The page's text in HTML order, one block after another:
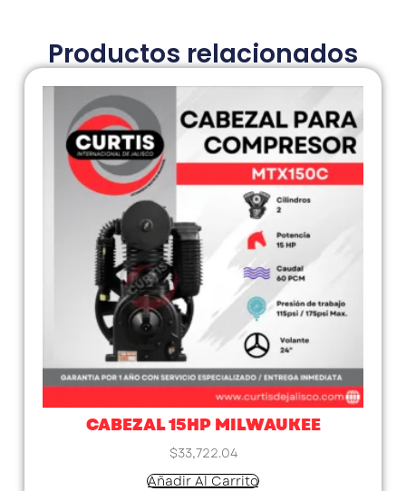
Productos relacionados
CABEZAL 15HP MILWAUKEE
$33,722.04
Añadir Al Carrito